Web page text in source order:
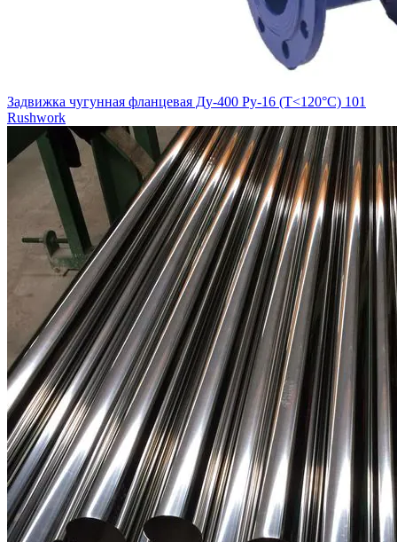
Задвижка чугунная фланцевая Ду-400 Ру-16 (Т<120°С) 101
Rushwork